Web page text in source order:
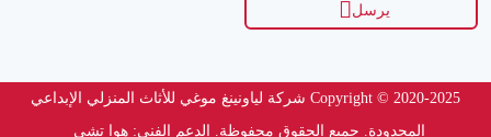
يرسل
Copyright © 2020-2025 شركة لياونينغ موغي للأثاث المنزلي الإبداعي
المحدودة. جميع الحقوق محفوظة.
الدعم الفني: هوا تشي